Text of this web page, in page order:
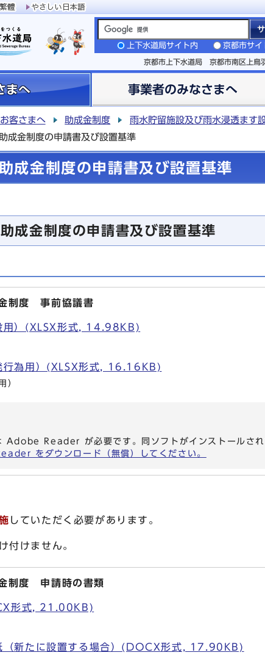
上下水道局サイト内 京都市サイ
京都市上下水道局 京都市南区上
まへ 事業者のみなさまへ
お客さまへ 助成金制度
雨水貯留施設及び雨水浸透ます
成金制度の申請書及び設置基準
成金制度の申請書及び設置基準
成金制度の申請書及び設置基準
制度 事前協議書
用）(XLSX形式, 14.98KB)
行為用）(XLSX形式, 16.16KB)
）
Adobe Reader が必要です。同ソフトがインストールさ
をダウンロード（無償）してください。
していただく必要があります。
付けません。
制度 申請時の書類
形式, 21.00KB)
新たに設置する場合）(DOCX形式, 17.90KB)